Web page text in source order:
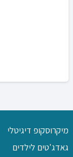
מיקרוסקופ דיגיטלי
גאדג'טים לילדים